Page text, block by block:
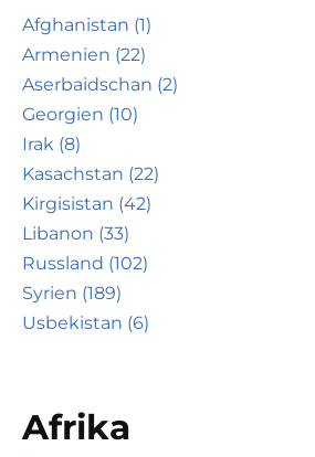
Afghanistan (1)
Armenien (22)
Aserbaidschan (2)
Georgien (10)
Irak (8)
Kasachstan (22)
Kirgisistan (42)
Libanon (33)
Russland (102)
Syrien (189)
Usbekistan (6)
Afrika